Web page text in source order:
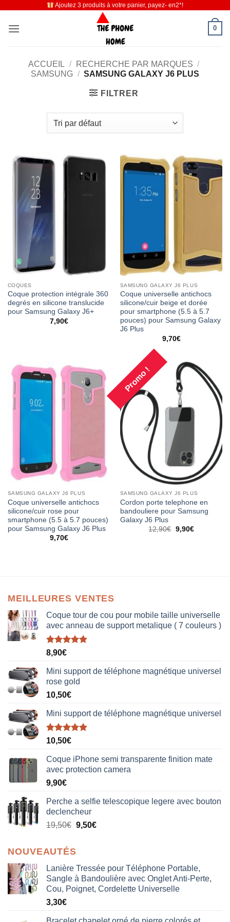
contenu
Ajoutez 3 produits à votre panier, payez- en2*!
0
ACCUEIL / RECHERCHE PAR MARQUES /
SAMSUNG / SAMSUNG GALAXY J6 PLUS
FILTRER
COQUES
Coque protection intégrale 360
degrés en silicone translucide
pour Samsung Galaxy J6+
7,90€
SAMSUNG GALAXY J6 PLUS
Coque universelle antichocs
silicone/cuir beige et dorée
pour smartphone (5.5 à 5.7
pouces) pour Samsung Galaxy
J6 Plus
9,70€
SAMSUNG GALAXY J6 PLUS
Coque universelle antichocs
silicone/cuir rose pour
smartphone (5.5 à 5.7 pouces)
pour Samsung Galaxy J6 Plus
9,70€
Promo !
SAMSUNG GALAXY J6 PLUS
Cordon porte telephone en
bandouliere pour Samsung
Galaxy J6 Plus
12,90€ 9,90€
MEILLEURES VENTES
Coque tour de cou pour mobile taille universelle
avec anneau de support metalique ( 7 couleurs )
Note5.00
8,90€
Mini support de téléphone magnétique universel
rose gold
10,50€
Mini support de téléphone magnétique universel
Note5.00
10,50€
Coque iPhone semi transparente finition mate
avec protection camera
9,90€
Perche a selfie telescopique legere avec bouton
declencheur
19,50€ 9,50€
NOUVEAUTÉS
Lanière Tressée pour Téléphone Portable,
Sangle à Bandoulière avec Onglet Anti-Perte,
Cou, Poignet, Cordelette Universelle
3,30€